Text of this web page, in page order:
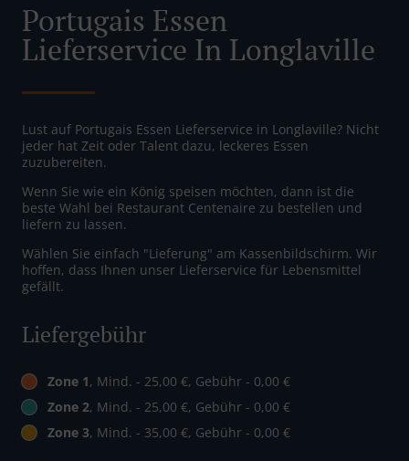
Portugais Essen
Lieferservice In Longlaville
Lust auf Portugais Essen Lieferservice in Longlaville? Nicht
jeder hat Zeit oder Talent dazu, leckeres Essen
zuzubereiten.
Wenn Sie wie ein König speisen möchten, dann ist die
beste Wahl bei Restaurant Centenaire zu bestellen und
liefern zu lassen.
Wählen Sie einfach "Lieferung" am Kassenbildschirm. Wir
hoffen, dass Ihnen unser Lieferservice für Lebensmittel
gefällt.
Liefergebühr
Zone 1, Mind. - 25,00 €, Gebühr - 0,00 €
Zone 2, Mind. - 25,00 €, Gebühr - 0,00 €
Zone 3, Mind. - 35,00 €, Gebühr - 0,00 €